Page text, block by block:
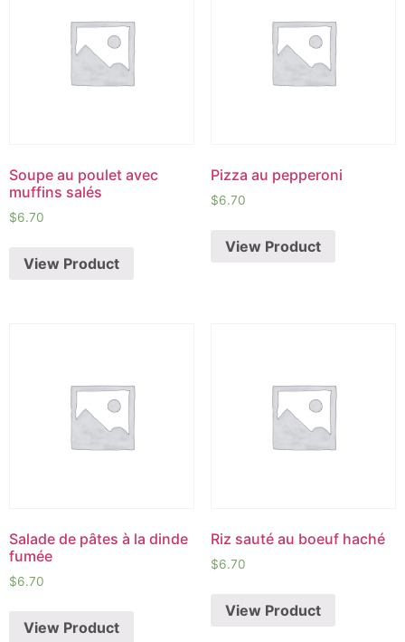
Soupe au poulet avec
muffins salés
$6.70
View Product
Pizza au pepperoni
$6.70
View Product
Salade de pâtes à la dinde
fumée
$6.70
View Product
Riz sauté au boeuf haché
$6.70
View Product